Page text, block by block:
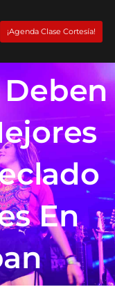
¡Agenda Clase Cortesía!
Deben
En